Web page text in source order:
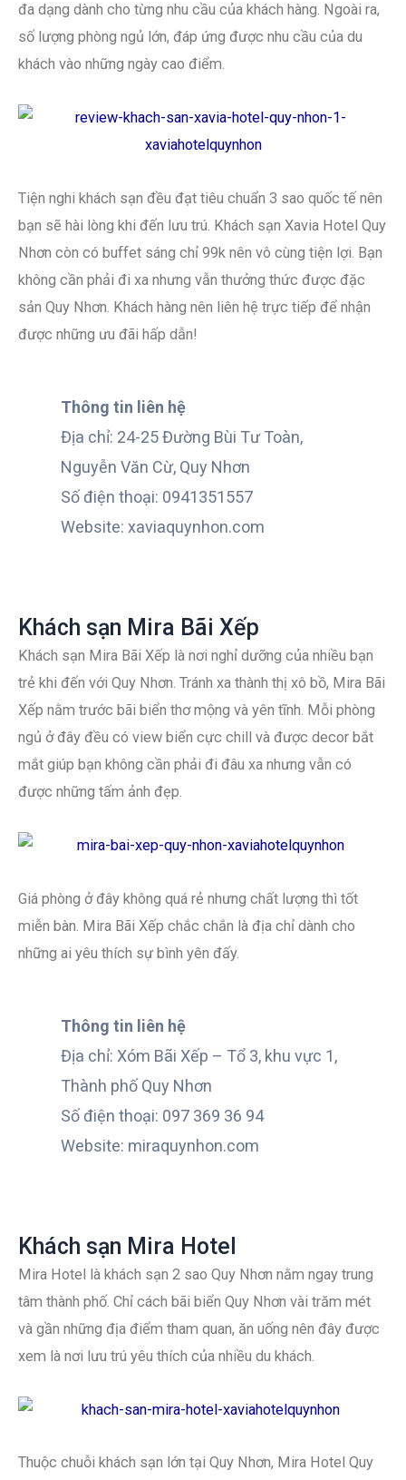
đa dạng dành cho từng nhu cầu của khách hàng. Ngoài ra,
số lượng phòng ngủ lớn, đáp ứng được nhu cầu của du
khách vào những ngày cao điểm.
Tiện nghi khách sạn đều đạt tiêu chuẩn 3 sao quốc tế nên
bạn sẽ hài lòng khi đến lưu trú. Khách sạn Xavia Hotel Quy
Nhơn còn có buffet sáng chỉ 99k nên vô cùng tiện lợi. Bạn
không cần phải đi xa nhưng vẫn thưởng thức được đặc
sản Quy Nhơn. Khách hàng nên liên hệ trực tiếp để nhận
được những ưu đãi hấp dẫn!
Thông tin liên hệ
Địa chỉ: 24-25 Đường Bùi Tư Toàn,
Nguyễn Văn Cừ, Quy Nhơn
Số điện thoại: 0941351557
Website: xaviaquynhon.com
Khách sạn Mira Bãi Xếp
Khách sạn Mira Bãi Xếp là nơi nghỉ dưỡng của nhiều bạn
trẻ khi đến với Quy Nhơn. Tránh xa thành thị xô bồ, Mira Bãi
Xếp nằm trước bãi biển thơ mộng và yên tĩnh. Mỗi phòng
ngủ ở đây đều có view biển cực chill và được decor bắt
mắt giúp bạn không cần phải đi đâu xa nhưng vẫn có
được những tấm ảnh đẹp.
Giá phòng ở đây không quá rẻ nhưng chất lượng thì tốt
miễn bàn. Mira Bãi Xếp chắc chắn là địa chỉ dành cho
những ai yêu thích sự bình yên đấy.
Thông tin liên hệ
Địa chỉ: Xóm Bãi Xếp – Tổ 3, khu vực 1,
Thành phố Quy Nhơn
Số điện thoại: 097 369 36 94
Website: miraquynhon.com
Khách sạn Mira Hotel
Mira Hotel là khách sạn 2 sao Quy Nhơn nằm ngay trung
tâm thành phố. Chỉ cách bãi biển Quy Nhơn vài trăm mét
và gần những địa điểm tham quan, ăn uống nên đây được
xem là nơi lưu trú yêu thích của nhiều du khách.
Thuộc chuỗi khách sạn lớn tại Quy Nhơn, Mira Hotel Quy